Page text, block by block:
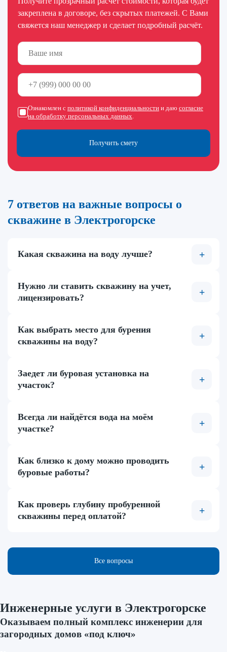
закреплена в договоре, без скрытых платежей. С Вами
свяжется наш менеджер и сделает подробный расчёт.
Получить смету
Ознакомлен с политикой конфиденциальности и даю согласие
на обработку персональных данных.
7 ответов на важные вопросы о
скважине в Электрогорске
Какая скважина на воду лучше?
Нужно ли ставить скважину на учет,
лицензировать?
Как выбрать место для бурения
скважины на воду?
Заедет ли буровая установка на
участок?
Всегда ли найдётся вода на моём
участке?
Как близко к дому можно проводить
буровые работы?
Как проверь глубину пробуренной
скважины перед оплатой?
Все вопросы
Инженерные услуги в Электрогорске
Оказываем полный комплекс инженерии для
загородных домов «под ключ»